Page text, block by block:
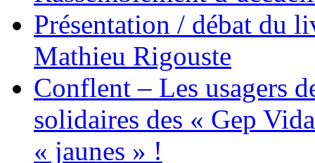
Présentation / débat du
Mathieu Rigouste
Conflent – Les usagers
solidaires des « Gep
« jaunes » !